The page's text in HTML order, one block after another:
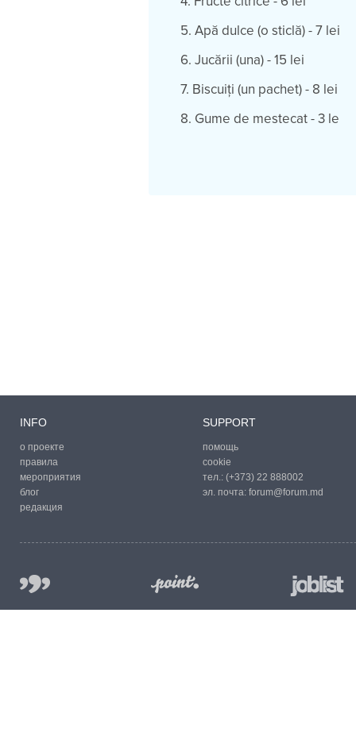
5. Apă dulce (o
6. Jucării (una) - 15 lei
7. Biscuiţi (un
8. Gume de mestecat - 3 le
INFO
о проекте
правила
мероприятия
блог
редакция
SUPPORT
помощь
cookie
тел.: (+373) 22 888002
эл. почта: forum@forum.md